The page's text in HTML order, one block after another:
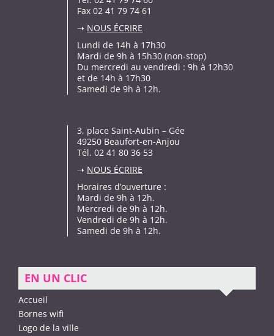
Fax 02 41 79 74 61
➝ NOUS ÉCRIRE
Lundi de 14h à 17h30
Mardi de 9h à 15h30 (non-stop)
Du mercredi au vendredi : 9h à 12h30
et de 14h à 17h30
Samedi de 9h à 12h.
3, place Saint-Aubin – Gée
49250 Beaufort-en-Anjou
Tél. 02 41 80 36 53
➝ NOUS ÉCRIRE
Horaires d’ouverture :
Mardi de 9h à 12h.
Mercredi de 9h à 12h.
Vendredi de 9h à 12h.
Samedi de 9h à 12h.
EN UN CLIC
Accueil
Bornes wifi
Logo de la ville